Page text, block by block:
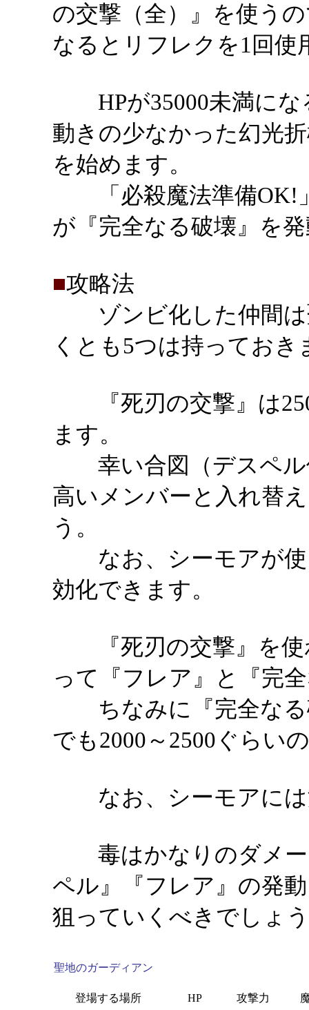
の交撃（全）』を使う
なるとリフレクを1回使
HPが35000未満にな
動きの少なかった幻光
を始めます。
「必殺魔法準備OK!
が『完全なる破壊』を
■攻略法
ゾンビ化した仲間は
くとも5つは持っておき
『死刃の交撃』は
ます。
幸い合図（デスペル
高いメンバーと入れ替
う。
なお、シーモアが使
効化できます。
『死刃の交撃』を使
って『フレア』と『完
ちなみに『完全なる
でも2000～2500ぐらい
なお、シーモアには
毒はかなりのダメー
ペル』『フレア』の発
狙っていくべきでしょ
聖地のガーディアン
登場する場所 HP 攻撃力